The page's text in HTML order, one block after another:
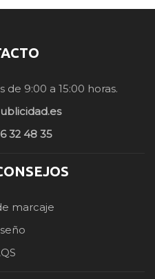
de 9:00 a 15:00 horas.
32 48 35
marcaje